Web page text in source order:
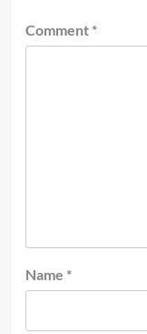
Comment *
Name *